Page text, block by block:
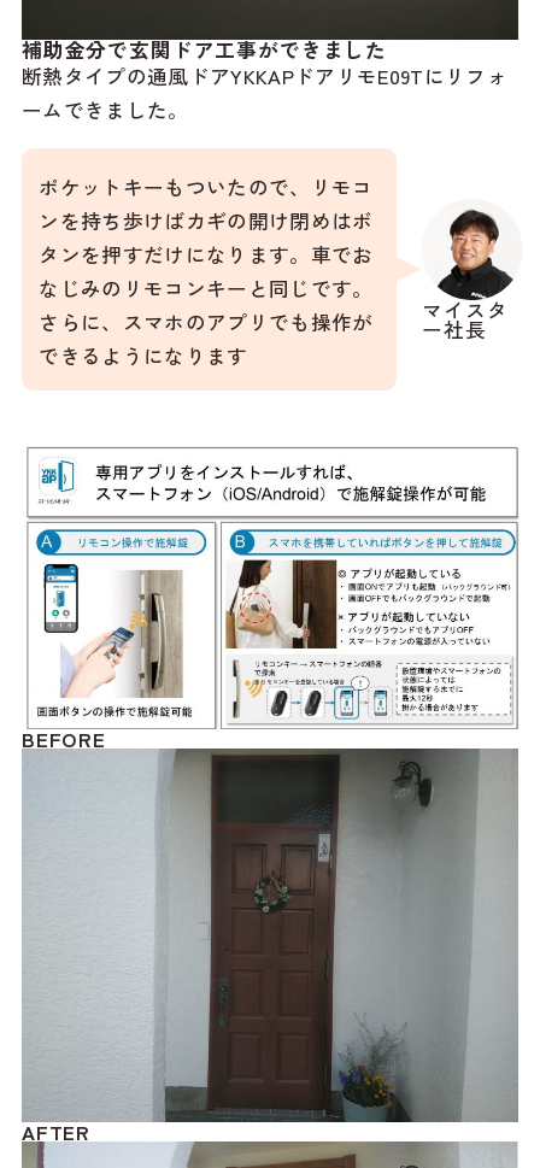
補助金分で玄関ドア工事ができました
断熱タイプの通風ドアYKKAPドアリモE09Tにリフォ
ームできました。
マイスタ
ー社長
ポケットキーもついたので、リモコ
ンを持ち歩けばカギの開け閉めはボ
タンを押すだけになります。車でお
なじみのリモコンキーと同じです。
さらに、スマホのアプリでも操作が
できるようになります
BEFORE
AFTER